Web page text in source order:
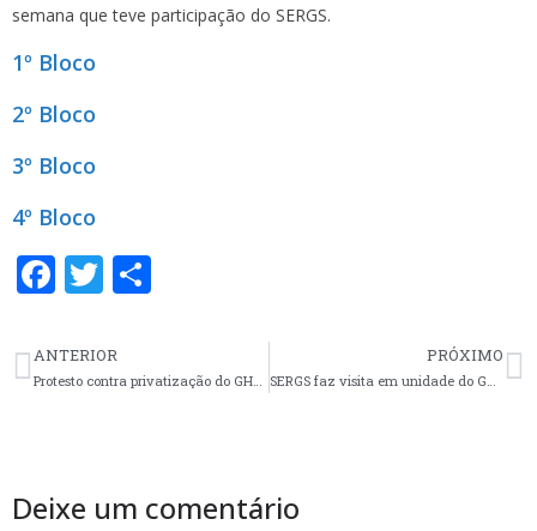
semana que teve participação do SERGS.
1º Bloco
2º Bloco
3º Bloco
4º Bloco
F
e
b
k
T
itt
er e
ANTERIOR
Protesto contra privatização do GHC e pela saúde dos trabalhadores
PRÓXIMO
SERGS faz visita em unidade do GHC
Deixe um comentário